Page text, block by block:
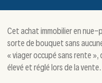
Cet achat immobilier en
sorte de bouquet sans
« viager occupé sans rente
élevé et réglé lors de la vente.